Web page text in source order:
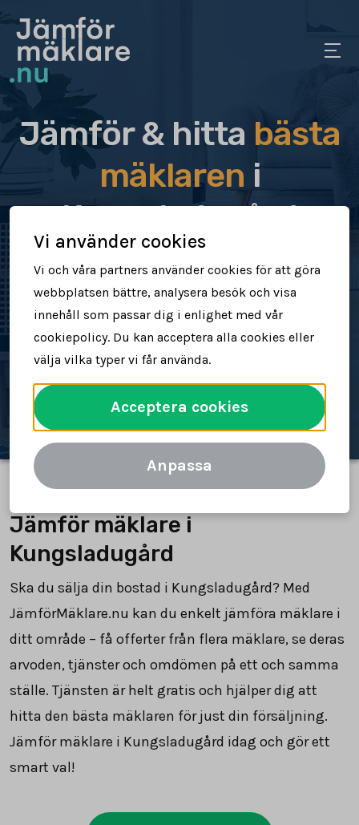
Jämför & hitta bästa
mäklaren i
Kungsladugård
Jämför & hitta rätt mäklare för dig
Sälj din bostad snabbt & tryggt
Få högre försäljningspris
Jämför mäklare
Jämför mäklare i
Kungsladugård
Ska du sälja din bostad i Kungsladugård? Med
JämförMäklare.nu kan du enkelt jämföra mäklare i
ditt område – få offerter från flera mäklare, se deras
arvoden, tjänster och omdömen på ett och samma
ställe. Tjänsten är helt gratis och hjälper dig att
hitta den bästa mäklaren för just din försäljning.
Jämför mäklare i Kungsladugård idag och gör ett
smart val!
Vi använder cookies
Vi och våra partners använder cookies för att göra
webbplatsen bättre, analysera besök och visa
innehåll som passar dig i enlighet med vår
cookiepolicy. Du kan acceptera alla cookies eller
välja vilka typer vi får använda.
Acceptera cookies
Anpassa